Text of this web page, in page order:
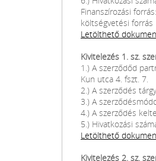
Finanszírozási
költségvetési forrás
Letölthető
Kivitelezés 1. sz.
1.) A szerződőd
Kun utca 4. fszt. 7.
2.) A szerződés
3.) A
4.) A szerződés
5.) Hivatkozási
Letölthető
Kivitelezés 2. sz.